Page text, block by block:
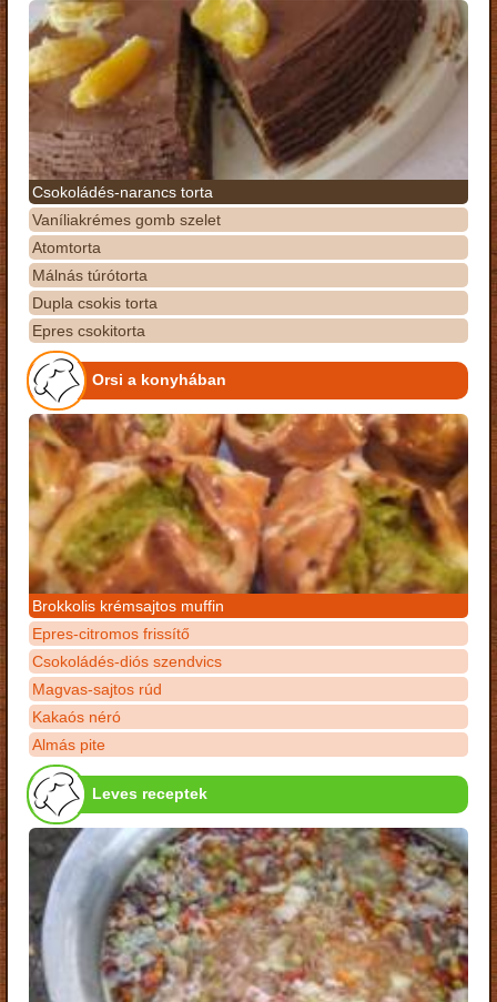
Csokoládés-narancs torta
Vaníliakrémes gomb szelet
Atomtorta
Málnás túrótorta
Dupla csokis torta
Epres csokitorta
Orsi a konyhában
Brokkolis krémsajtos muffin
Epres-citromos frissítő
Csokoládés-diós szendvics
Magvas-sajtos rúd
Kakaós néró
Almás pite
Leves receptek